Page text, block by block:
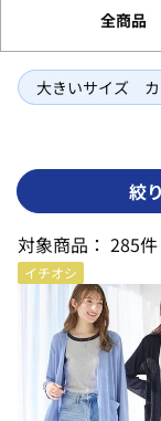
全商品
大きいサイズ カ
絞
対象商品： 285件
イチオシ